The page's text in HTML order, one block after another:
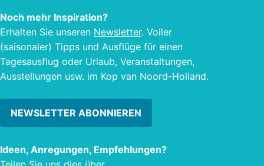
Noch mehr Inspiration?
Erhalten Sie unseren Newsletter. Voller
(saisonaler) Tipps und Ausflüge für einen
Tagesausflug oder Urlaub, Veranstaltungen,
Ausstellungen usw. im Kop van Noord-Holland.
NEWSLETTER ABONNIEREN
Ideen, Anregungen, Empfehlungen?